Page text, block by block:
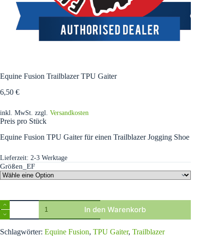
Equine Fusion Trailblazer TPU Gaiter
6,50 €
inkl. MwSt. zzgl. Versandkosten
Preis pro Stück
Equine Fusion TPU Gaiter für einen Trailblazer Jogging Shoe
Lieferzeit: 2-3 Werktage
Größen_EF
Equine
Fusion
Trailblazer
TPU
Gaiter
In den Warenkorb
lSchlagwörter: Equine Fusion, TPU Gaiter, Trailblazer